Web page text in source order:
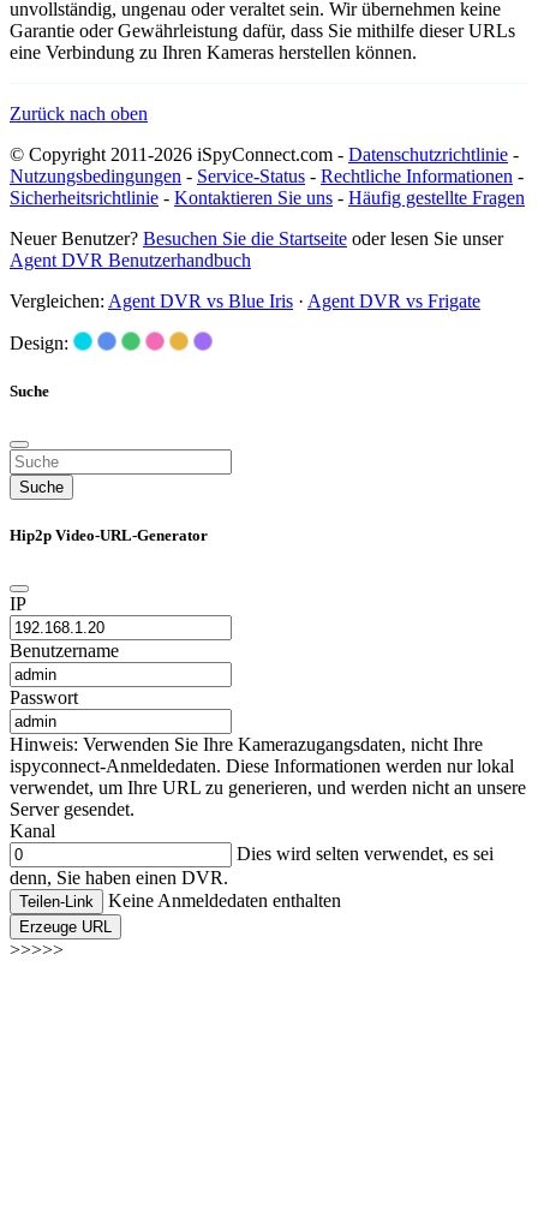
unvollständig, ungenau oder veraltet sein. Wir übernehmen keine
Garantie oder Gewährleistung dafür, dass Sie mithilfe dieser URLs
eine Verbindung zu Ihren Kameras herstellen können.
Zurück nach oben
© Copyright 2011-2026 iSpyConnect.com - Datenschutzrichtlinie -
Nutzungsbedingungen - Service-Status - Rechtliche Informationen -
Sicherheitsrichtlinie - Kontaktieren Sie uns - Häufig gestellte Fragen
Neuer Benutzer? Besuchen Sie die Startseite oder lesen Sie unser
Agent DVR Benutzerhandbuch
Vergleichen: Agent DVR vs Blue Iris · Agent DVR vs Frigate
Design:
Suche
Suche
Hip2p Video-URL-Generator
IP
Benutzername
Passwort
Hinweis: Verwenden Sie Ihre Kamerazugangsdaten, nicht Ihre
ispyconnect-Anmeldedaten. Diese Informationen werden nur lokal
verwendet, um Ihre URL zu generieren, und werden nicht an unsere
Server gesendet.
Kanal
Dies wird selten verwendet, es sei
denn, Sie haben einen DVR.
Teilen-Link Keine Anmeldedaten enthalten
Erzeuge URL
>>>>>